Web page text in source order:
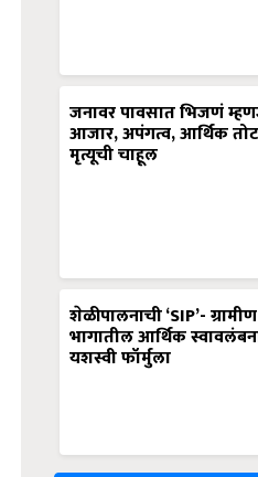
जनावर पावसात भिजणं
आजार, अपंगत्व, आर्थिक
मृत्यूची चाहूल
शेळीपालनाची ‘SIP’- ग्रामीण
भागातील आर्थिक
यशस्वी फॉर्मुला